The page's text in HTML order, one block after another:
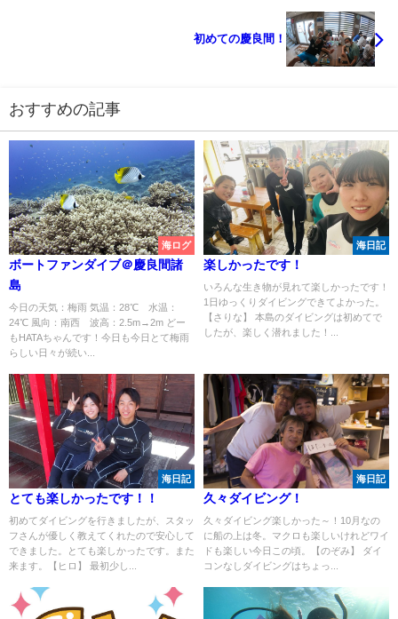
初めての慶良間！
おすすめの記事
海ログ
ボートファンダイブ＠慶良間諸
島
今日の天気：梅雨 気温：28℃ 水温：
24℃ 風向：南西 波高：2.5m→2m どー
もHATAちゃんです！今日も今日とて梅雨
らしい日々が続い...
海日記
楽しかったです！
いろんな生き物が見れて楽しかったです！
1日ゆっくりダイビングできてよかった。
【さりな】 本島のダイビングは初めてで
したが、楽しく潜れました！...
海日記
とても楽しかったです！！
初めてダイビングを行きましたが、スタッ
フさんが優しく教えてくれたので安心して
できました。とても楽しかったです。また
来ます。【ヒロ】 最初少し...
海日記
久々ダイビング！
久々ダイビング楽しかった～！10月なの
に船の上は冬。マクロも楽しいけれどワイ
ドも楽しい今日この頃。【のぞみ】 ダイ
コンなしダイビングはちょっ...